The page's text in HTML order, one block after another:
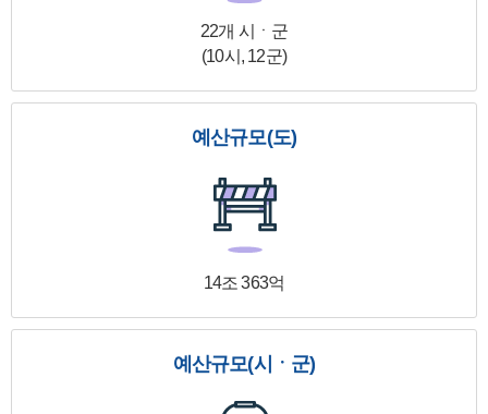
22개 시ㆍ군
(10시, 12군)
예산규모(도)
14조 363억
예산규모(시ㆍ군)